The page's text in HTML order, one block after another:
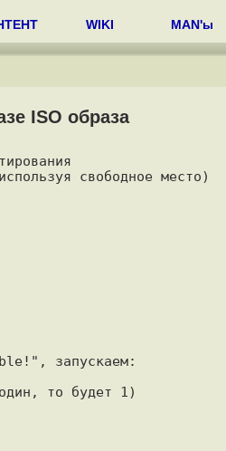
WIKI MAN'ы
ISO образа
свободное место)